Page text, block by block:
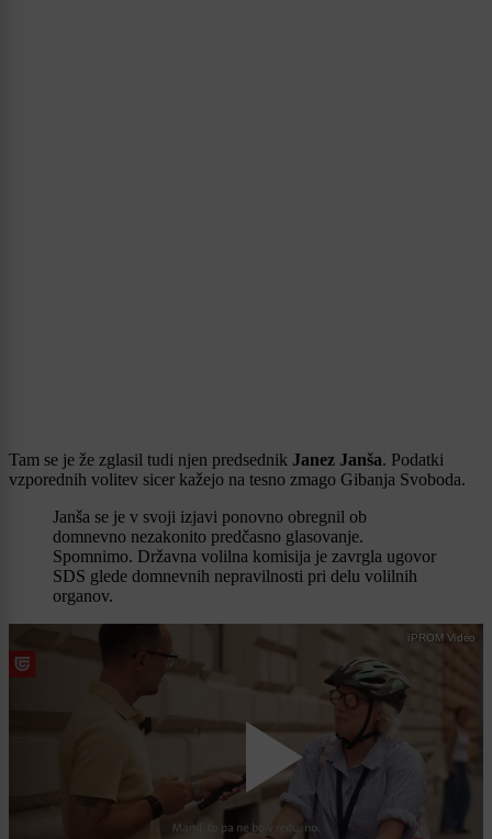
Tam se je že zglasil tudi njen predsednik Janez Janša. Podatki
vzporednih volitev sicer kažejo na tesno zmago Gibanja Svoboda.
Janša se je v svoji izjavi ponovno obregnil ob
domnevno nezakonito predčasno glasovanje.
Spomnimo. Državna volilna komisija je zavrgla ugovor
SDS glede domnevnih nepravilnosti pri delu volilnih
organov.
iPROM Video